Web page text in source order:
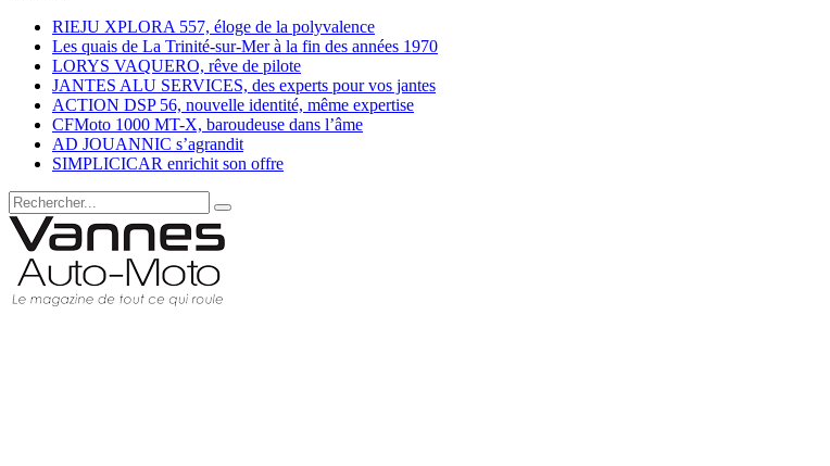
RIEJU XPLORA 557, éloge de la polyvalence
Les quais de La Trinité-sur-Mer à la fin des années 1970
LORYS VAQUERO, rêve de pilote
JANTES ALU SERVICES, des experts pour vos jantes
ACTION DSP 56, nouvelle identité, même expertise
CFMoto 1000 MT-X, baroudeuse dans l’âme
AD JOUANNIC s’agrandit
SIMPLICICAR enrichit son offre